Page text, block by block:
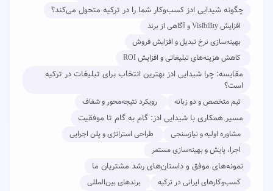
چگونه شیدایی ادز کسب‌وکار شما را در ترکیه متحول می‌کند؟
افزایش Visibility و آگاهی از برند
بهینه‌سازی نرخ تبدیل و افزایش فروش
کاهش هزینه‌های تبلیغاتی و افزایش ROI
مقایسه: چرا شیدایی ادز بهترین انتخاب برای تبلیغات در ترکیه
است؟
تیم متخصص و دو زبانه رویکرد نتیجه‌محور و شفاف
مسیر همکاری با شیدایی ادز: گام به گام تا موفقیت
مشاوره اولیه و نیازسنجی
طراحی استراتژی و پلن اجرایی
اجرا، پایش و بهینه‌سازی مستمر
نمونه‌های موفق و داستان‌های رشد مشتریان ما
کسب‌وکارهای ایرانی در ترکیه برندهای بین‌المللی